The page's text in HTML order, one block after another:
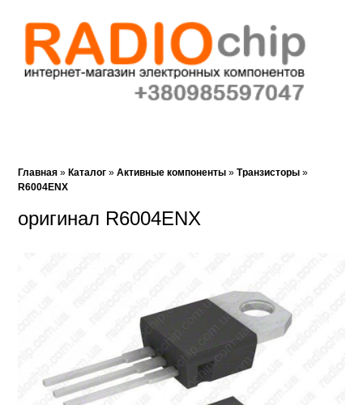
Главная »Каталог »Активные компоненты »Транзисторы »
R6004ENX
оригинал R6004ENX